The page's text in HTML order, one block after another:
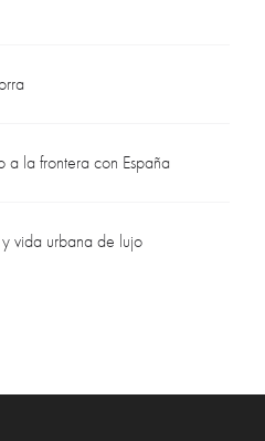
a la frontera con España
vida urbana de lujo